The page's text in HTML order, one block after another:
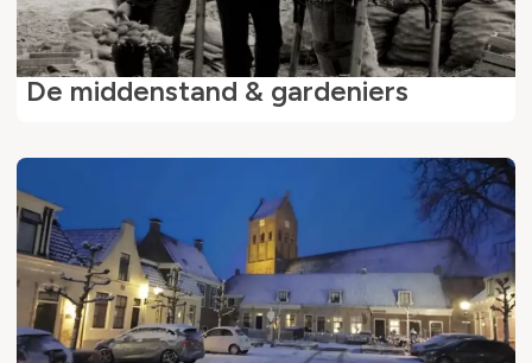
De middenstand & gardeniers